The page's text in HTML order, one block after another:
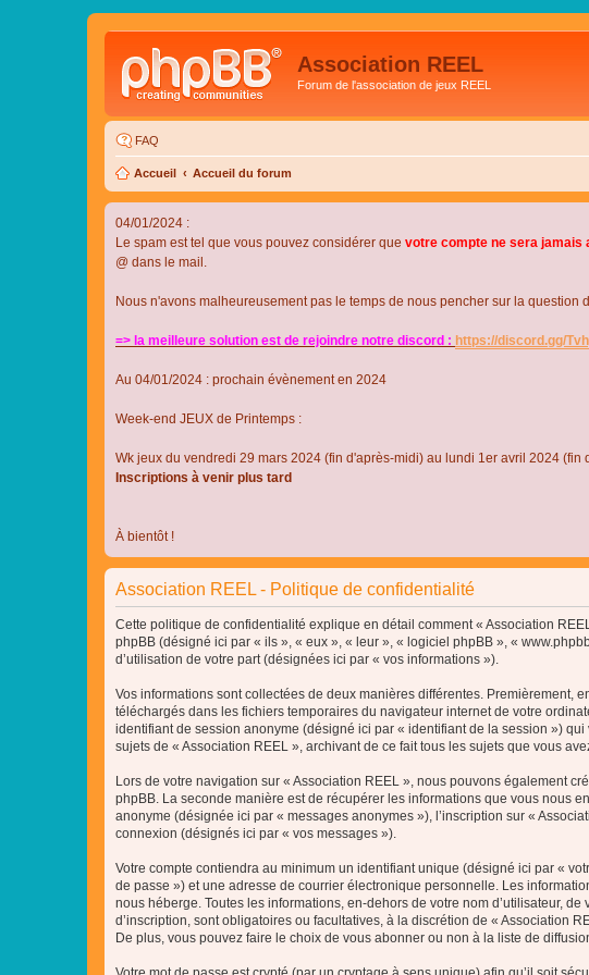
Association REEL
Forum de l'association de jeux REEL
FAQ
Accueil Accueil du forum
04/01/2024 :
Le spam est tel que vous pouvez considérer que votre compte ne sera jamais
@ dans le mail.
Nous n'avons malheureusement pas le temps de nous pencher sur la question
=> la meilleure solution est de rejoindre notre discord : https://discord.gg/
Au 04/01/2024 : prochain évènement en 2024
Week-end JEUX de Printemps :
Wk jeux du vendredi 29 mars 2024 (fin d'après-midi) au lundi 1er avril 2024
Inscriptions à venir plus tard
À bientôt !
Association REEL - Politique de confidentialité
Cette politique de confidentialité explique en détail comment « Association
phpBB (désigné ici par « ils », « eux », « leur », « logiciel phpBB », «
d’utilisation de votre part (désignées ici par « vos informations »).
Vos informations sont collectées de deux manières différentes. Premièrement,
téléchargés dans les fichiers temporaires du navigateur internet de votre
identifiant de session anonyme (désigné ici par « identifiant de la session »)
sujets de « Association REEL », archivant de ce fait tous les sujets que vous
Lors de votre navigation sur « Association REEL », nous pouvons également
phpBB. La seconde manière est de récupérer les informations que vous nous
anonyme (désignée ici par « messages anonymes »), l’inscription sur «
connexion (désignés ici par « vos messages »).
Votre compte contiendra au minimum un identifiant unique (désigné ici par «
de passe ») et une adresse de courrier électronique personnelle. Les
nous héberge. Toutes les informations, en-dehors de votre nom d’utilisateur,
d’inscription, sont obligatoires ou facultatives, à la discrétion de « Association
De plus, vous pouvez faire le choix de vous abonner ou non à la liste de